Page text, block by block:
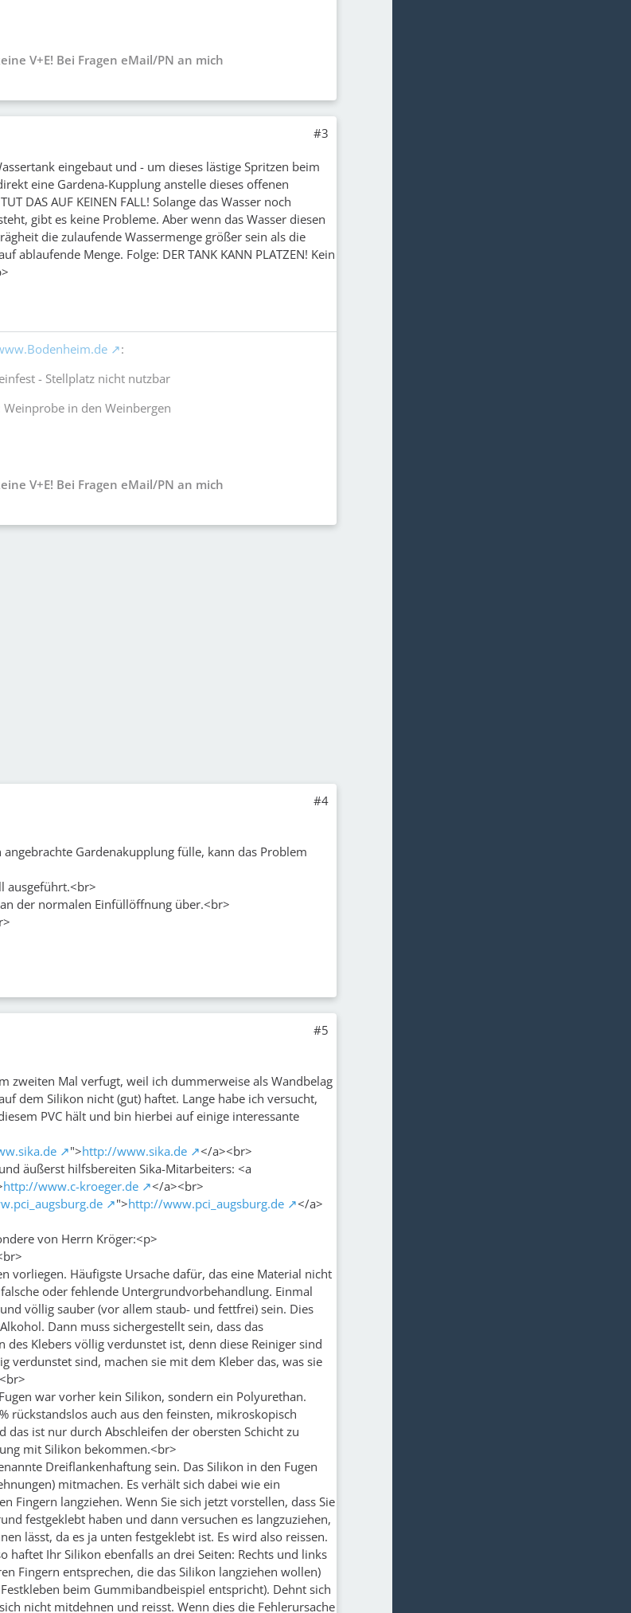
V+E! Bei Fragen eMail/PN an mich
#3
eingebaut und - um dieses lästige Spritzen beim
eine Gardena-Kupplung anstelle dieses offenen
DAS AUF KEINEN FALL! Solange das Wasser noch
gibt es keine Probleme. Aber wenn das Wasser diesen
die zulaufende Wassermenge größer sein als die
ablaufende Menge. Folge: DER TANK KANN PLATZEN! Kein
:
- Stellplatz nicht nutzbar
in den Weinbergen
V+E! Bei Fragen eMail/PN an mich
#4
Gardenakupplung fülle, kann das Problem
ausgeführt.<br>
der normalen Einfüllöffnung über.<br>
#5
zweiten Mal verfugt, weil ich dummerweise als Wandbelag
dem Silikon nicht (gut) haftet. Lange habe ich versucht,
PVC hält und bin hierbei auf einige interessante
">http://www.sika.de
</a><br>
äußerst hilfsbereiten Sika-Mitarbeiters: <a
http://www.c-kroeger.de
</a><br>
">http://www.pci_augsburg.de
</a>
von Herrn Kröger:<p>
vorliegen. Häufigste Ursache dafür, das eine Material nicht
oder fehlende Untergrundvorbehandlung. Einmal
völlig sauber (vor allem staub- und fettfrei) sein. Dies
Dann muss sichergestellt sein, dass das
Klebers völlig verdunstet ist, denn diese Reiniger sind
verdunstet sind, machen sie mit dem Kleber das, was sie
war vorher kein Silikon, sondern ein Polyurethan.
rückstandslos auch aus den feinsten, mikroskopisch
das ist nur durch Abschleifen der obersten Schicht zu
mit Silikon bekommen.<br>
Dreiflankenhaftung sein. Das Silikon in den Fugen
mitmachen. Es verhält sich dabei wie ein
Fingern langziehen. Wenn Sie sich jetzt vorstellen, dass Sie
festgeklebt haben und dann versuchen es langzuziehen,
lässt, da es ja unten festgeklebt ist. Es wird also reissen.
haftet Ihr Silikon ebenfalls an drei Seiten: Rechts und links
Fingern entsprechen, die das Silikon langziehen wollen)
beim Gummibandbeispiel entspricht). Dehnt sich
nicht mitdehnen und reisst. Wenn dies die Fehlerursache